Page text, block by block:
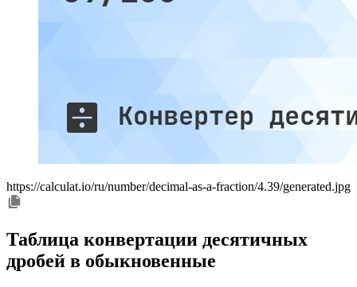
https://calculat.io/ru/number/decimal-as-a-fraction/4.39/generated.jpg
Таблица конвертации десятичных
дробей в обыкновенные